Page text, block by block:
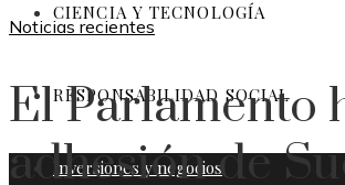
CIENCIA Y TECNOLOGÍA
RESPONSABILIDAD SOCIAL
Inversiones y negocios
Noticias recientes
El Parlamento
adhesión de